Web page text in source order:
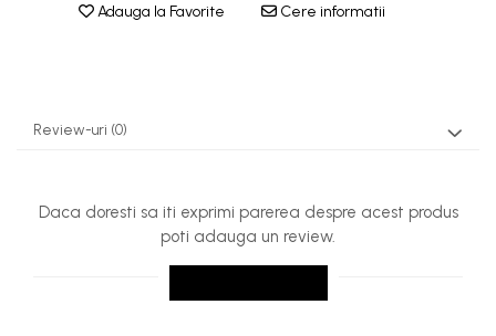
Adauga la Favorite Cere informatii
Review-uri (0)
Daca doresti sa iti exprimi parerea despre acest produs
poti adauga un review.